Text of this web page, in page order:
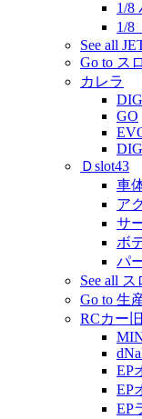
1/8
1/8
See all
Go to ス
カレラ
GO
Ｄslot43
車
ア
サ
ボ
パ
See all
Go to 生
RCカー
EP
EP
EP